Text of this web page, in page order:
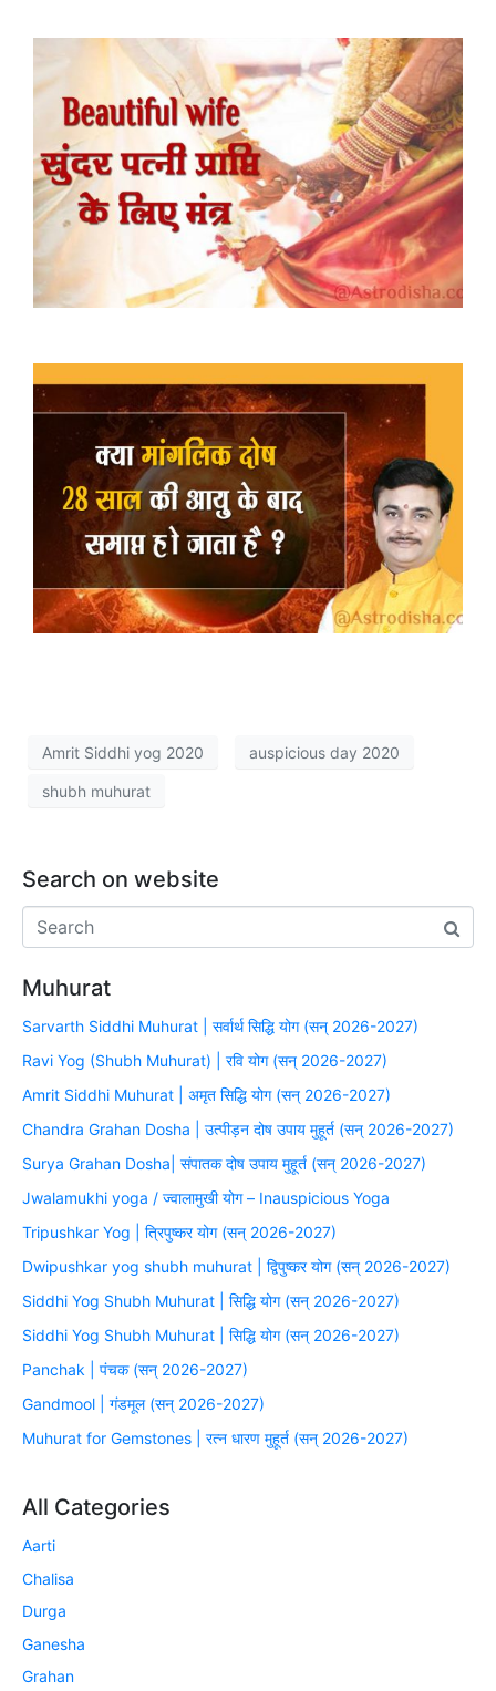
Amrit Siddhi yog 2020 auspicious day 2020
shubh muhurat
Search on website
Muhurat
Sarvarth Siddhi Muhurat | सर्वार्थ सिद्धि योग (सन् 2026-2027)
Ravi Yog (Shubh Muhurat) | रवि योग (सन् 2026-2027)
Amrit Siddhi Muhurat | अमृत सिद्धि योग (सन् 2026-2027)
Chandra Grahan Dosha | उत्पीड़न दोष उपाय मुहूर्त (सन् 2026-2027)
Surya Grahan Dosha| संपातक दोष उपाय मुहूर्त (सन् 2026-2027)
Jwalamukhi yoga / ज्वालामुखी योग – Inauspicious Yoga
Tripushkar Yog | त्रिपुष्कर योग (सन् 2026-2027)
Dwipushkar yog shubh muhurat | द्विपुष्कर योग (सन् 2026-2027)
Siddhi Yog Shubh Muhurat | सिद्धि योग (सन् 2026-2027)
Siddhi Yog Shubh Muhurat | सिद्धि योग (सन् 2026-2027)
Panchak | पंचक (सन् 2026-2027)
Gandmool | गंडमूल (सन् 2026-2027)
Muhurat for Gemstones | रत्न धारण मुहूर्त (सन् 2026-2027)
All Categories
Aarti
Chalisa
Durga
Ganesha
Grahan